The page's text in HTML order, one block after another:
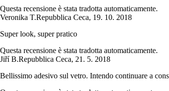
Questa recensione è stata tradotta automaticamente.
Veronika T.Repubblica Ceca, 19. 10. 2018
Super look, super pratico
Questa recensione è stata tradotta automaticamente.
Jiří B.Repubblica Ceca, 21. 5. 2018
Bellissimo adesivo sul vetro. Intendo continuare a